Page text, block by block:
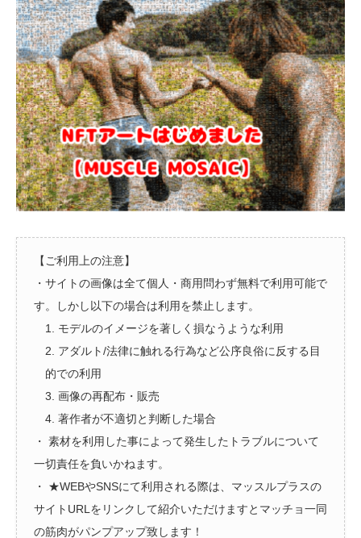
【ご利用上の注意】
・サイトの画像は全て個人・商用問わず無料で利用可能で
す。しかし以下の場合は利用を禁止します。
1. モデルのイメージを著しく損なうような利用
2. アダルト/法律に触れる行為など公序良俗に反する目
的での利用
3. 画像の再配布・販売
4. 著作者が不適切と判断した場合
・ 素材を利用した事によって発生したトラブルについて
一切責任を負いかねます。
・ ★WEBやSNSにて利用される際は、マッスルプラスの
サイトURLをリンクして紹介いただけますとマッチョ一同
の筋肉がパンプアップ致します！